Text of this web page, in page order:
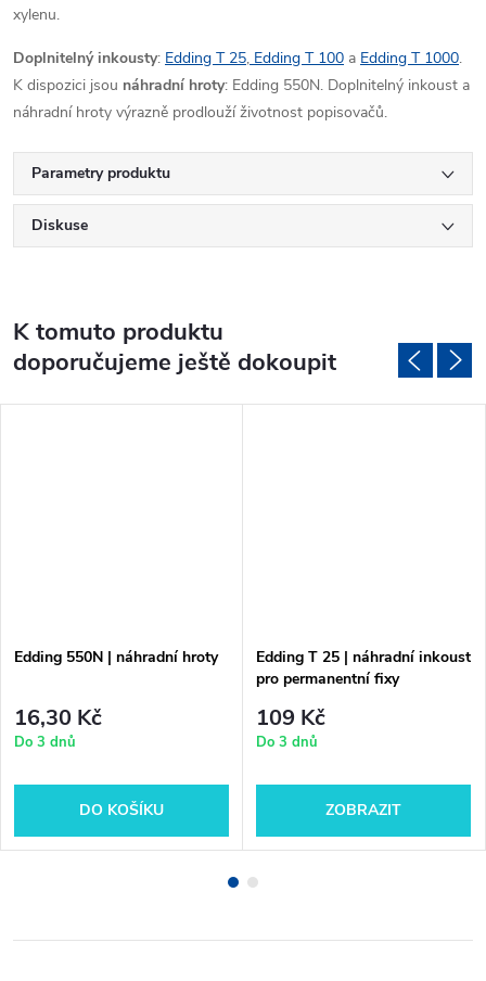
xylenu.
Doplnitelný inkousty: Edding T 25, Edding T 100 a Edding T 1000.
K dispozici jsou náhradní hroty: Edding 550N. Doplnitelný inkoust a
náhradní hroty výrazně prodlouží životnost popisovačů.
Parametry produktu
Diskuse
K tomuto produktu
doporučujeme ještě dokoupit
Edding 550N | náhradní hroty
16,30 Kč
Do 3 dnů
DO KOŠÍKU
Edding T 25 | náhradní inkoust
pro permanentní fixy
109 Kč
Do 3 dnů
ZOBRAZIT